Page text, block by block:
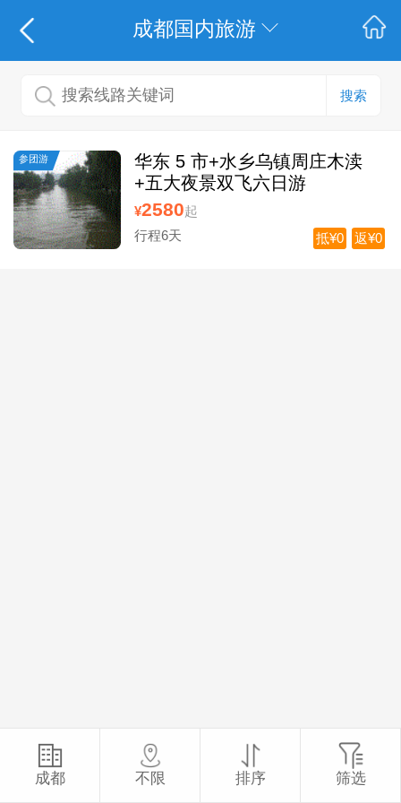
成都国内旅游
搜索
参团游
华东 5 市+水乡乌镇周庄木渎
+五大夜景双飞六日游
¥2580起
行程6天
返¥0
抵¥0
成都 不限 排序 筛选